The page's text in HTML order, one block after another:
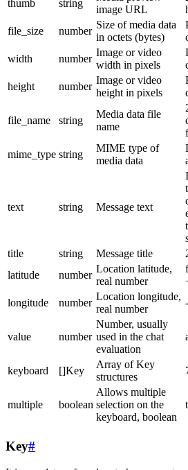
thumb
string
image URL
file_size
number
Size of media data
in octets (bytes)
width
number
Image or video
width in pixels
height
number
Image or video
height in pixels
file_name string
Media data file
name
mime_type string
MIME type of
media data
text string Message text
title
string Message title
latitude
number
Location latitude,
real number
longitude
number
Location longitude,
real number
value number
Number, usually
used in the chat
evaluation
keyboard []Key
Array of Key
structures
multiple boolean
Allows multiple
selection on the
keyboard, boolean
Key#